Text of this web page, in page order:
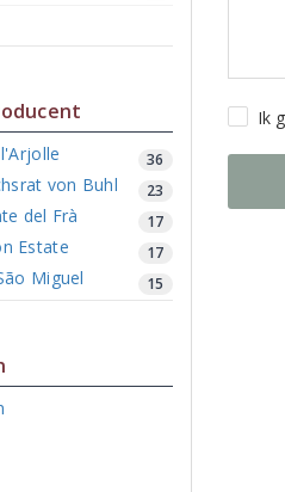
36
von Buhl 23
del Frà 17
Estate 17
Miguel 15
Ik